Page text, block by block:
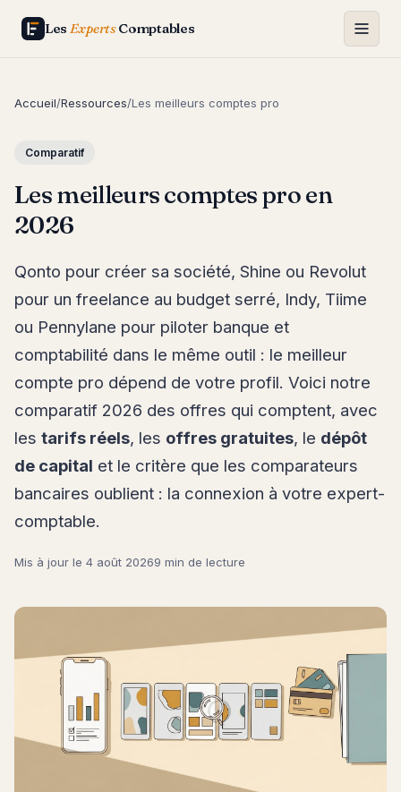
Les ExpertsComptables
Accueil/Ressources/Les meilleurs comptes pro
Comparatif
Les meilleurs comptes pro en
2026
Qonto pour créer sa société, Shine ou Revolut
pour un freelance au budget serré, Indy, Tiime
ou Pennylane pour piloter banque et
comptabilité dans le même outil : le meilleur
compte pro dépend de votre profil. Voici notre
comparatif 2026 des offres qui comptent, avec
les tarifs réels, les offres gratuites, le dépôt
de capital et le critère que les comparateurs
bancaires oublient : la connexion à votre expert-
comptable.
Mis à jour le 4 août 20269 min de lecture